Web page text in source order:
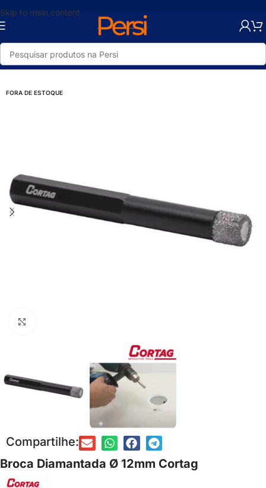
Skip to main content
Loja/Ferramentas/Acessórios para Ferramentas
FORA DE ESTOQUE
Compartilhe:
Broca Diamantada Ø 12mm Cortag